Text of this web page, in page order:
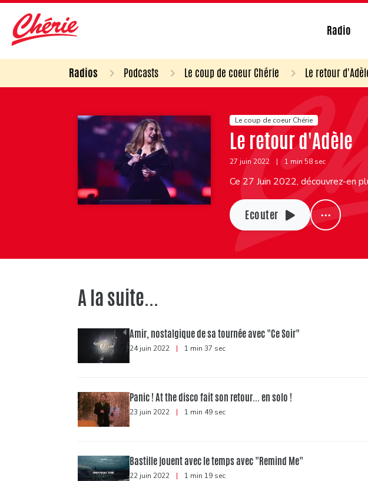
Radio
Radios Podcasts Le coup de coeur Chérie Le retour
Le coup de coeur Chérie
Le retour d'Adèle
27 juin 2022 | 1 min 58 sec
Ce 27 Juin 2022, découvrez-en
Ecouter
A la suite...
Amir, nostalgique de sa tournée avec "Ce Soir"
24 juin 2022 | 1 min 37 sec
Panic ! At the disco fait son retour... en solo !
23 juin 2022 | 1 min 49 sec
Bastille jouent avec le temps avec "Remind Me"
22 juin 2022 | 1 min 19 sec